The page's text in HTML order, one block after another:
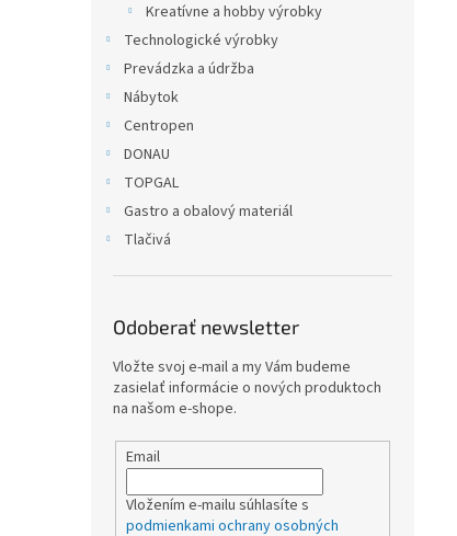
Kreatívne a hobby výrobky
Technologické výrobky
Prevádzka a údržba
Nábytok
Centropen
DONAU
TOPGAL
Gastro a obalový materiál
Tlačivá
Odoberať newsletter
Vložte svoj e-mail a my Vám budeme
zasielať informácie o nových produktoch
na našom e-shope.
Email
Vložením e-mailu súhlasíte s
podmienkami ochrany osobných